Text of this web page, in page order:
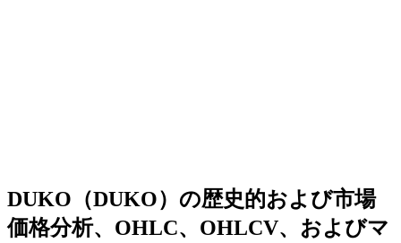
DUKO（DUKO）の歴史的および市場
価格分析、OHLC、OHLCV、およびマ